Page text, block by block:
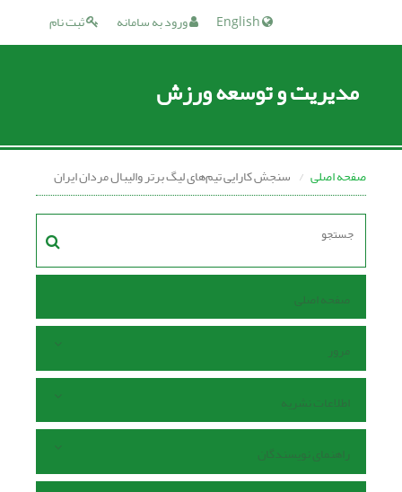
ثبت نام ورود به سامانه
مدیریت و توسعه ورزش
صفحه اصلی سنجش کارایی تیم‌های لیگ برتر والیبال مردان ایران
صفحه اصلی
مرور
اطلاعات نشریه
راهنمای نویسندگان